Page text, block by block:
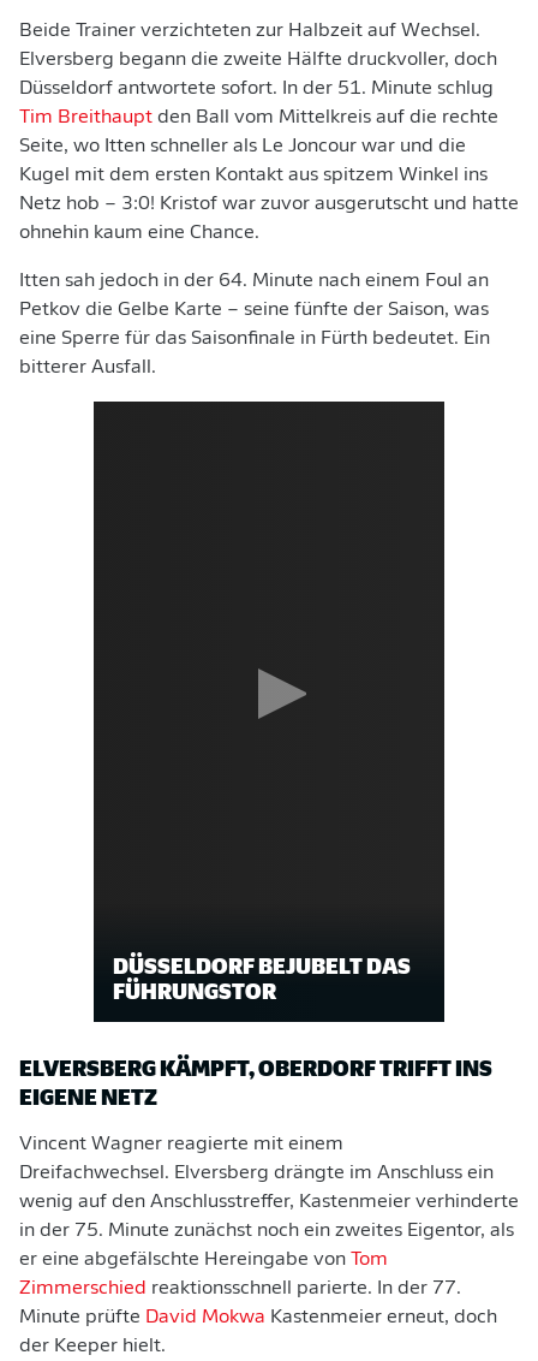
Beide Trainer verzichteten zur Halbzeit auf Wechsel.
Elversberg begann die zweite Hälfte druckvoller, doch
Düsseldorf antwortete sofort. In der 51. Minute schlug
Tim Breithaupt den Ball vom Mittelkreis auf die rechte
Seite, wo Itten schneller als Le Joncour war und die
Kugel mit dem ersten Kontakt aus spitzem Winkel ins
Netz hob – 3:0! Kristof war zuvor ausgerutscht und hatte
ohnehin kaum eine Chance.
Itten sah jedoch in der 64. Minute nach einem Foul an
Petkov die Gelbe Karte – seine fünfte der Saison, was
eine Sperre für das Saisonfinale in Fürth bedeutet. Ein
bitterer Ausfall.
DÜSSELDORF BEJUBELT DAS
FÜHRUNGSTOR
ELVERSBERG KÄMPFT, OBERDORF TRIFFT INS
EIGENE NETZ
Vincent Wagner reagierte mit einem
Dreifachwechsel. Elversberg drängte im Anschluss ein
wenig auf den Anschlusstreffer, Kastenmeier verhinderte
in der 75. Minute zunächst noch ein zweites Eigentor, als
er eine abgefälschte Hereingabe von
Tom
Zimmerschied reaktionsschnell parierte. In der 77.
Minute prüfte David Mokwa Kastenmeier erneut, doch
der Keeper hielt.